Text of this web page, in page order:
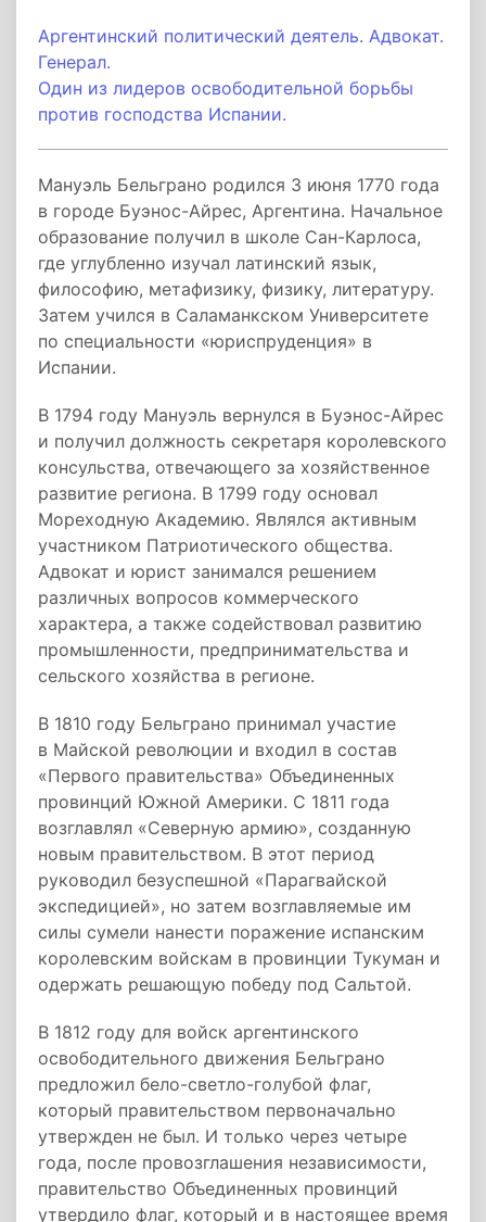
Аргентинский политический деятель. Адвокат.
Генерал.
Один из лидеров освободительной борьбы
против господства Испании.
Мануэль Бельграно родился 3 июня 1770 года
в городе Буэнос-Айрес, Аргентина. Начальное
образование получил в школе Сан-Карлоса,
где углубленно изучал латинский язык,
философию, метафизику, физику, литературу.
Затем учился в Саламанкском Университете
по специальности «юриспруденция» в
Испании.
В 1794 году Мануэль вернулся в Буэнос-Айрес
и получил должность секретаря королевского
консульства, отвечающего за хозяйственное
развитие региона. В 1799 году основал
Мореходную Академию. Являлся активным
участником Патриотического общества.
Адвокат и юрист занимался решением
различных вопросов коммерческого
характера, а также содействовал развитию
промышленности, предпринимательства и
сельского хозяйства в регионе.
В 1810 году Бельграно принимал участие
в Майской революции и входил в состав
«Первого правительства» Объединенных
провинций Южной Америки. С 1811 года
возглавлял «Северную армию», созданную
новым правительством. В этот период
руководил безуспешной «Парагвайской
экспедицией», но затем возглавляемые им
силы сумели нанести поражение испанским
королевским войскам в провинции Тукуман и
одержать решающую победу под Сальтой.
В 1812 году для войск аргентинского
освободительного движения Бельграно
предложил бело-светло-голубой флаг,
который правительством первоначально
утвержден не был. И только через четыре
года, после провозглашения независимости,
правительство Объединенных провинций
утвердило флаг, который и в настоящее время